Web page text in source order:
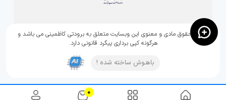
0
تمامی حقوق مادی و معنوی این وبسایت متعلق به برودتی کاظمینی می باشد و
هرگونه کپی برداری پیگرد قانونی دارد.
باهـوش ساخته شده !